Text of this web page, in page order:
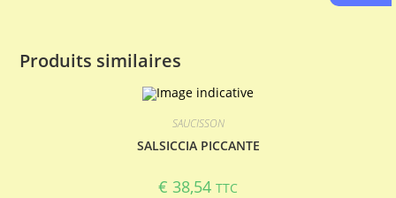
Produits similaires
SAUCISSON
SALSICCIA PICCANTE
€ 38,54 TTC